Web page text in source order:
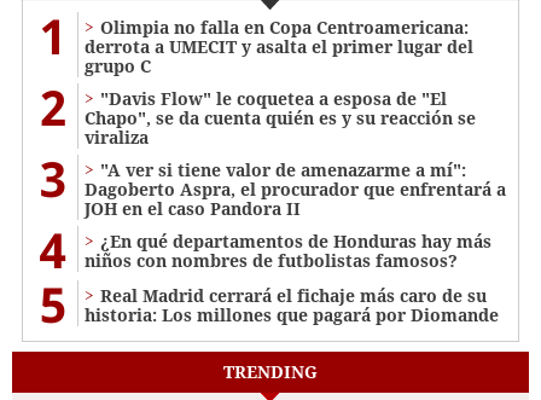
1
Olimpia no falla en Copa Centroamericana:
derrota a UMECIT y asalta el primer lugar del
grupo C
2
"Davis Flow" le coquetea a esposa de "El
Chapo", se da cuenta quién es y su reacción se
viraliza
3
"A ver si tiene valor de amenazarme a mí":
Dagoberto Aspra, el procurador que enfrentará a
JOH en el caso Pandora II
4
¿En qué departamentos de Honduras hay más
niños con nombres de futbolistas famosos?
5
Real Madrid cerrará el fichaje más caro de su
historia: Los millones que pagará por Diomande
TRENDING